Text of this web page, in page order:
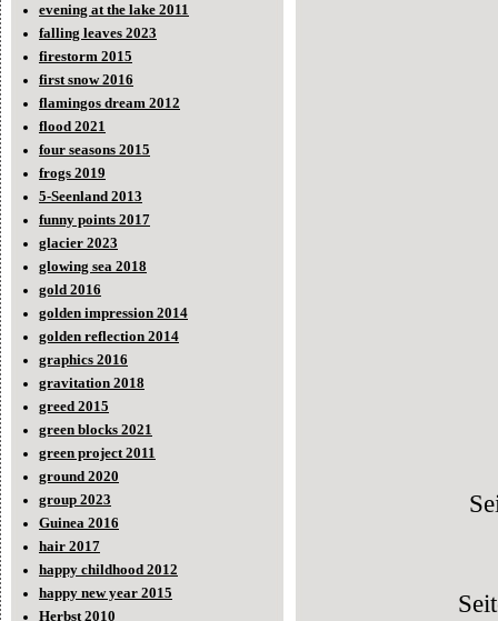
evening at the lake 2011
falling leaves 2023
firestorm 2015
first snow 2016
flamingos dream 2012
flood 2021
four seasons 2015
frogs 2019
5-Seenland 2013
funny points 2017
glacier 2023
glowing sea 2018
gold 2016
golden impression 2014
golden reflection 2014
graphics 2016
gravitation 2018
greed 2015
green blocks 2021
green project 2011
ground 2020
group 2023
Guinea 2016
hair 2017
happy childhood 2012
happy new year 2015
Herbst 2010